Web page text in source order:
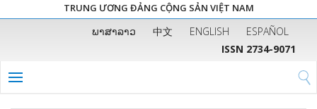
TRUNG ƯƠNG ĐẢNG CỘNG SẢN VIỆT NAM
ພາສາລາວ 中文 ENGLISH
ESPAÑOL
ISSN 2734-9071